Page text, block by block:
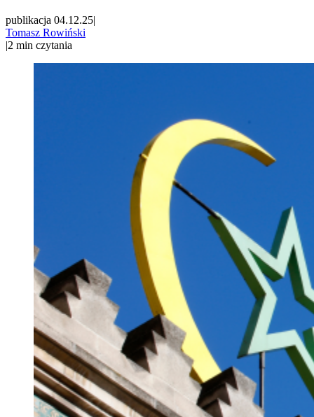
publikacja 04.12.25|
Tomasz Rowiński
|2 min czytania